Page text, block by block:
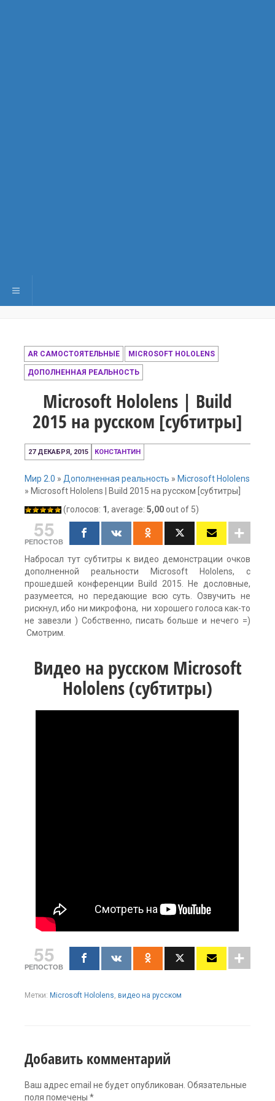
Переключить навигацию
AR САМОСТОЯТЕЛЬНЫЕ MICROSOFT HOLOLENS
ДОПОЛНЕННАЯ РЕАЛЬНОСТЬ
Microsoft Hololens | Build
2015 на русском [субтитры]
27 ДЕКАБРЯ, 2015
20
декабря,
КОНСТАНТИН
Мир 2.0 » Дополненная реальность » Microsoft Hololens
» Microsoft Hololens | Build 2015 на русском [субтитры]
(голосов: 1, average: 5,00out of 5)
55
РЕПОСТОВ
Набросал тут субтитры к видео демонстрации очков
дополненной реальности Microsoft Hololens, с
прошедшей конференции Build 2015. Не дословные,
разумеется, но передающие всю суть. Озвучить не
рискнул, ибо ни микрофона, ни хорошего голоса как-то
не завезли ) Собственно, писать больше и нечего =)
Смотрим.
Видео на русском Microsoft
Hololens (субтитры)
55
РЕПОСТОВ
Метки: Microsoft Hololens, видео на русском
Добавить комментарий
Ваш адрес email не будет опубликован. Обязательные
поля помечены *